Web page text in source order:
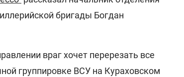
бригады Богдан
враг хочет перерезать все
группировке ВСУ на Кураховском